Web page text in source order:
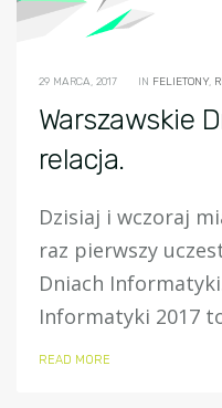
29 MARCA, 2017 IN FELIETONY,
Warszawskie
relacja.
Dzisiaj i wczoraj
raz pierwszy
Dniach
Informatyki 2017
READ MORE